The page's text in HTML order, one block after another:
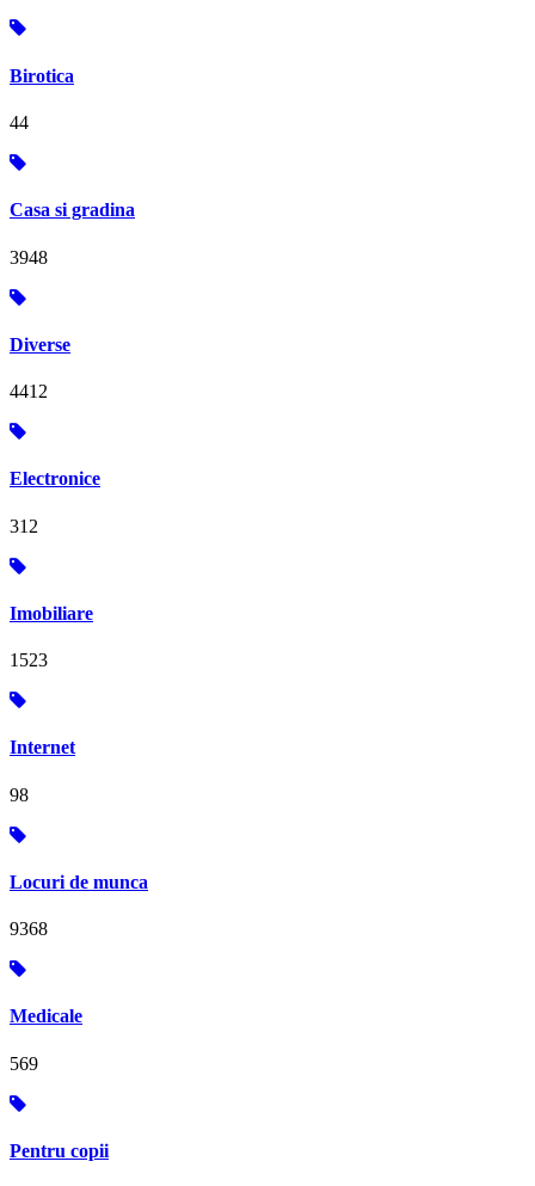
Birotica
44
Casa si gradina
3948
Diverse
4412
Electronice
312
Imobiliare
1523
Internet
98
Locuri de munca
9368
Medicale
569
Pentru copii